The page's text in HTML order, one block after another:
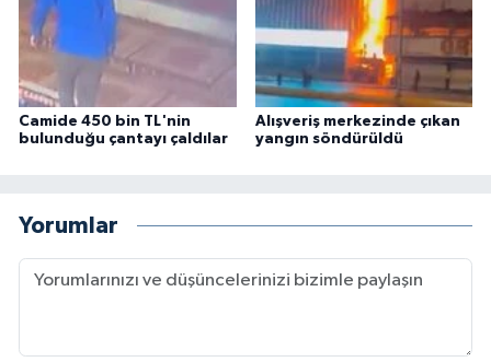
Camide 450 bin TL'nin
bulunduğu çantayı çaldılar
Alışveriş merkezinde çıkan
yangın söndürüldü
Yorumlar